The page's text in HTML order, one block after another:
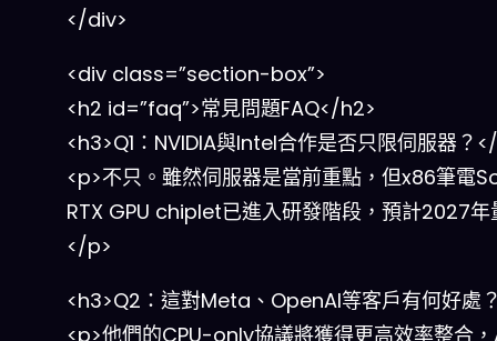
</div>
<div class=”section-box”>
<h2 id=”faq”>常見問題FAQ</h2>
<h3>Q1：NVIDIA與Intel合作是否只限伺服器？
<p>不只。雖然伺服器是當前重點，但x86筆電
RTX GPU chiplet已進入研發階段，預計2027年
</p>
<h3>Q2：這對Meta、OpenAI等客戶有何好處
<p>他們的CPU-only協議將獲得更高效率整合